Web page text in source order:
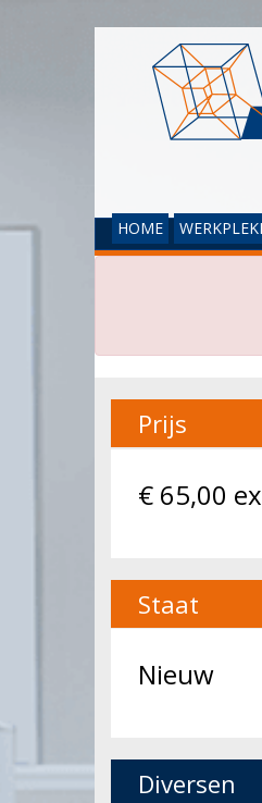
HOME
Prijs
€ 65,00
Staat
Nieuw
Diversen